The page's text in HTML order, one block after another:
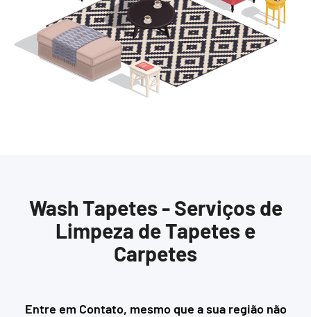
Wash Tapetes - Serviços de
Limpeza de Tapetes e
Carpetes
Entre em Contato, mesmo que a sua região não